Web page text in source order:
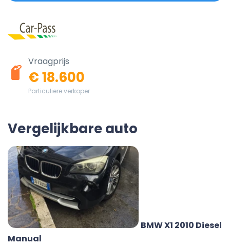
Vraagprijs
€ 18.600
Particuliere verkoper
Vergelijkbare auto
BMW X1 2010 Diesel
Manual